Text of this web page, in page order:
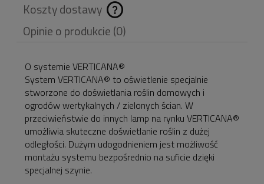
Koszty dostawy
Cena nie zawiera
ewentualnych kosztów
płatności
Opinie o produkcie (0)
O systemie VERTICANA®
System VERTICANA® to oświetlenie specjalnie
stworzone do doświetlania roślin domowych i
ogrodów wertykalnych / zielonych ścian. W
przeciwieństwie do innych lamp na rynku VERTICANA®
umożliwia skuteczne doświetlanie roślin z dużej
odległości. Dużym udogodnieniem jest możliwość
montażu systemu bezpośrednio na suficie dzięki
specjalnej szynie.